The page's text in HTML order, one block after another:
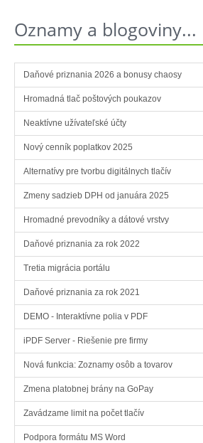
Oznamy a blogoviny...
Daňové priznania 2026 a bonusy chaosy
Hromadná tlač poštových poukazov
Neaktívne užívateľské účty
Nový cenník poplatkov 2025
Alternatívy pre tvorbu digitálnych tlačív
Zmeny sadzieb DPH od januára 2025
Hromadné prevodníky a dátové vrstvy
Daňové priznania za rok 2022
Tretia migrácia portálu
Daňové priznania za rok 2021
DEMO - Interaktívne polia v PDF
iPDF Server - Riešenie pre firmy
Nová funkcia: Zoznamy osôb a tovarov
Zmena platobnej brány na GoPay
Zavádzame limit na počet tlačív
Podpora formátu MS Word